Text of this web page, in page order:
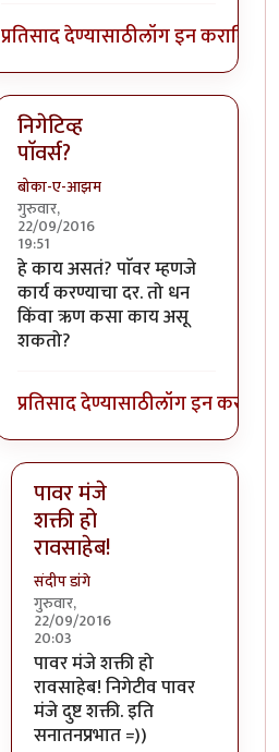
प्रतिसाद देण्यासाठीलॉग इन कराकिंवा
निगेटिव्ह
पाॅवर्स?
बोका-ए-आझम
गुरुवार,
22/09/2016
19:51
In reply toआजच्या भाषेत सांगायचं
हे काय असतं? पाॅवर म्हणजे
कार्य करण्याचा दर. तो धन
किंवा ऋण कसा काय असू
शकतो?
प्रतिसाद देण्यासाठीलॉग इन करा
पावर मंजे
शक्ती हो
रावसाहेब!
संदीप डांगे
गुरुवार,
22/09/2016
20:03
In reply toनिगेटिव्ह पाॅवर्स?
पावर मंजे शक्ती हो
रावसाहेब! निगेटीव पावर
मंजे दुष्ट शक्ती. इति
सनातनप्रभात =))